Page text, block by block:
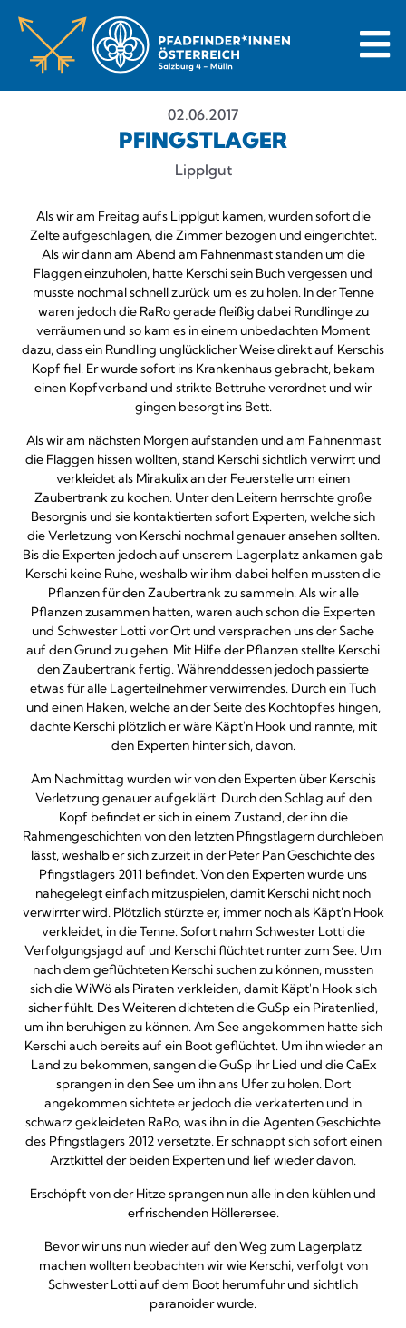
02.06.2017
PFINGSTLAGER
Lipplgut
Als wir am Freitag aufs Lipplgut kamen, wurden sofort die
Zelte aufgeschlagen, die Zimmer bezogen und eingerichtet.
Als wir dann am Abend am Fahnenmast standen um die
Flaggen einzuholen, hatte Kerschi sein Buch vergessen und
musste nochmal schnell zurück um es zu holen. In der Tenne
waren jedoch die RaRo gerade fleißig dabei Rundlinge zu
verräumen und so kam es in einem unbedachten Moment
dazu, dass ein Rundling unglücklicher Weise direkt auf Kerschis
Kopf fiel. Er wurde sofort ins Krankenhaus gebracht, bekam
einen Kopfverband und strikte Bettruhe verordnet und wir
gingen besorgt ins Bett.
Als wir am nächsten Morgen aufstanden und am Fahnenmast
die Flaggen hissen wollten, stand Kerschi sichtlich verwirrt und
verkleidet als Mirakulix an der Feuerstelle um einen
Zaubertrank zu kochen. Unter den Leitern herrschte große
Besorgnis und sie kontaktierten sofort Experten, welche sich
die Verletzung von Kerschi nochmal genauer ansehen sollten.
Bis die Experten jedoch auf unserem Lagerplatz ankamen gab
Kerschi keine Ruhe, weshalb wir ihm dabei helfen mussten die
Pflanzen für den Zaubertrank zu sammeln. Als wir alle
Pflanzen zusammen hatten, waren auch schon die Experten
und Schwester Lotti vor Ort und versprachen uns der Sache
auf den Grund zu gehen. Mit Hilfe der Pflanzen stellte Kerschi
den Zaubertrank fertig. Währenddessen jedoch passierte
etwas für alle Lagerteilnehmer verwirrendes. Durch ein Tuch
und einen Haken, welche an der Seite des Kochtopfes hingen,
dachte Kerschi plötzlich er wäre Käpt'n Hook und rannte, mit
den Experten hinter sich, davon.
Am Nachmittag wurden wir von den Experten über Kerschis
Verletzung genauer aufgeklärt. Durch den Schlag auf den
Kopf befindet er sich in einem Zustand, der ihn die
Rahmengeschichten von den letzten Pfingstlagern durchleben
lässt, weshalb er sich zurzeit in der Peter Pan Geschichte des
Pfingstlagers 2011 befindet. Von den Experten wurde uns
nahegelegt einfach mitzuspielen, damit Kerschi nicht noch
verwirrter wird. Plötzlich stürzte er, immer noch als Käpt'n Hook
verkleidet, in die Tenne. Sofort nahm Schwester Lotti die
Verfolgungsjagd auf und Kerschi flüchtet runter zum See. Um
nach dem geflüchteten Kerschi suchen zu können, mussten
sich die WiWö als Piraten verkleiden, damit Käpt'n Hook sich
sicher fühlt. Des Weiteren dichteten die GuSp ein Piratenlied,
um ihn beruhigen zu können. Am See angekommen hatte sich
Kerschi auch bereits auf ein Boot geflüchtet. Um ihn wieder an
Land zu bekommen, sangen die GuSp ihr Lied und die CaEx
sprangen in den See um ihn ans Ufer zu holen. Dort
angekommen sichtete er jedoch die verkaterten und in
schwarz gekleideten RaRo, was ihn in die Agenten Geschichte
des Pfingstlagers 2012 versetzte. Er schnappt sich sofort einen
Arztkittel der beiden Experten und lief wieder davon.
Erschöpft von der Hitze sprangen nun alle in den kühlen und
erfrischenden Höllerersee.
Bevor wir uns nun wieder auf den Weg zum Lagerplatz
machen wollten beobachten wir wie Kerschi, verfolgt von
Schwester Lotti auf dem Boot herumfuhr und sichtlich
paranoider wurde.